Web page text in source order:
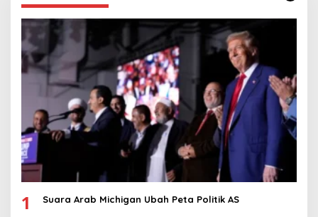
1 Suara Arab Michigan Ubah Peta Politik AS